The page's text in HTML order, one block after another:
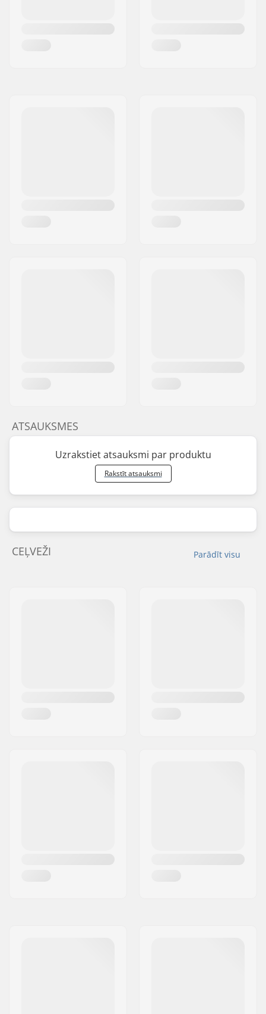
ATSAUKSMES
Uzrakstiet atsauksmi par produktu
Rakstīt atsauksmi
Parādīt visu
CEĻVEŽI